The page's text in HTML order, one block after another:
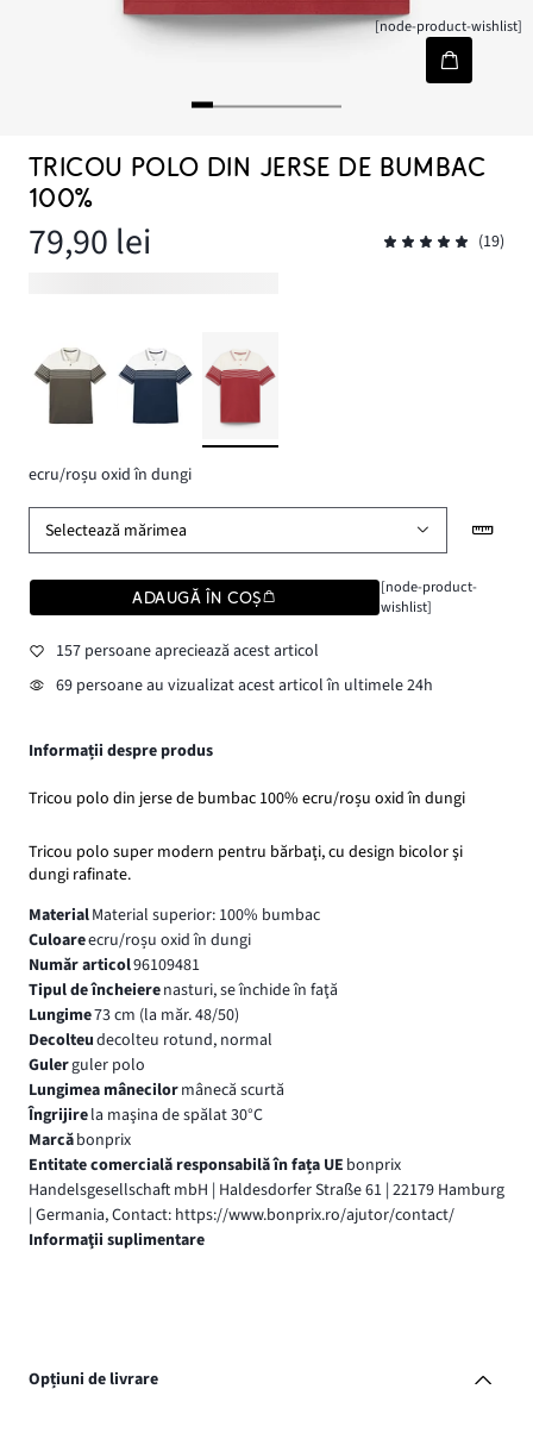
[node-product-wishlist]
TRICOU POLO DIN JERSE DE BUMBAC
100%
79,90 lei (19)
ecru/roșu oxid în dungi
Selectează mărimea
ADAUGĂ ÎN COȘ
[node-product-
wishlist]
157 persoane apreciează acest articol
69 persoane au vizualizat acest articol în ultimele 24h
Informații despre produs
Tricou polo din jerse de bumbac 100% ecru/roșu oxid în dungi
Tricou polo super modern pentru bărbaţi, cu design bicolor şi
dungi rafinate.
MaterialMaterial superior: 100% bumbac
Culoareecru/roșu oxid în dungi
Număr articol96109481
Tipul de încheierenasturi, se închide în faţă
Lungime73 cm (la măr. 48/50)
Decolteudecolteu rotund, normal
Gulerguler polo
Lungimea mânecilormânecă scurtă
Îngrijirela maşina de spălat 30°C
Marcăbonprix
Entitate comercială responsabilă în fața UE bonprix
Handelsgesellschaft mbH | Haldesdorfer Straße 61 | 22179 Hamburg
| Germania, Contact: https://www.bonprix.ro/ajutor/contact/
Informaţii suplimentare
Opțiuni de livrare